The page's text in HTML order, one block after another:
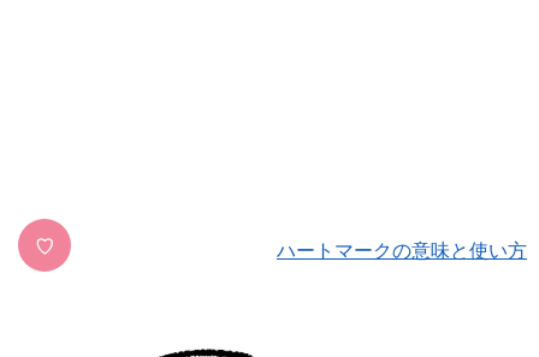
♡ ハートマークの意味と使い方